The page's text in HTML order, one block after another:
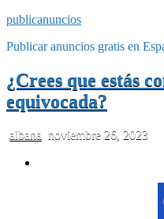
publicanuncios
Publicar anuncios gratis en
¿Crees que estás
equivocada?
albana noviembre 26, 2023